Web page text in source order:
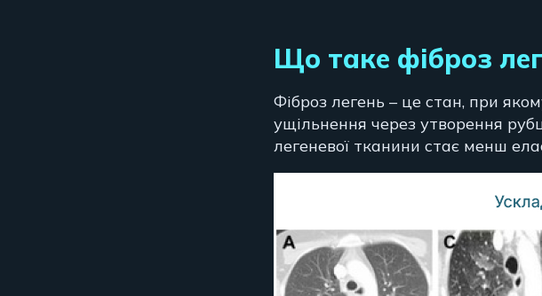
Що таке фіброз
Фіброз легень – це стан, при
ущільнення через утворення
легеневої тканини стає менш